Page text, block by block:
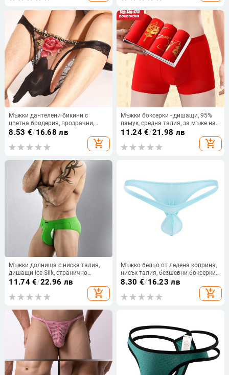
Мъжки дантелени бикини с
цветна бродерия, прозрачни,
дишащи, с средна талия
8.53 €/16.68 лв
add_shopping_cart
Мъжки боксерки - дишащи, 95%
памук, средна талия, за мъже на
възраст 18–40 г
11.24€/21.98 лв
add_shopping_cart
Мъжки долнища с ниска талия,
дишащи Ice Silk, странично
отваряне, с контрол на влагата
11.74€/22.96 лв
add_shopping_cart
Мъжко бельо от ледена коприна,
нисък талия, безшевни боксерки
с частично покритие на ханша
8.30 €/16.23 лв
add_shopping_cart